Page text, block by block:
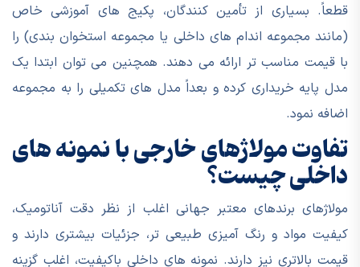
قطعاً. بسیاری از تأمین کنندگان، پکیج های آموزشی خاص
(مانند مجموعه اندام های داخلی یا مجموعه استخوان بندی) را
با قیمت مناسب تر ارائه می دهند. همچنین می توان ابتدا یک
مدل پایه خریداری کرده و بعداً مدل های تکمیلی را به مجموعه
اضافه نمود.
تفاوت مولاژهای خارجی با نمونه های
داخلی چیست؟
مولاژهای برندهای معتبر جهانی اغلب از نظر دقت آناتومیک،
کیفیت مواد و رنگ آمیزی طبیعی تر، جزئیات بیشتری دارند و
قیمت بالاتری نیز دارند. نمونه های داخلی باکیفیت، اغلب گزینه